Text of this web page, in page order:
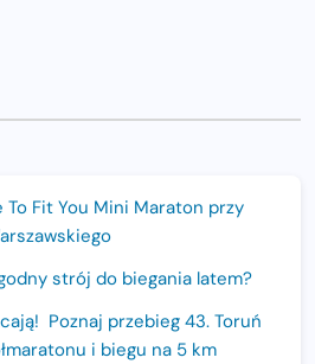
To Fit You Mini Maraton przy
strój do biegania latem?
Poznaj przebieg 43. Toruń
i biegu na 5 km